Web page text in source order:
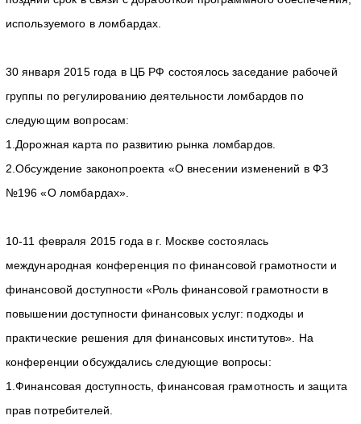
используемого в ломбардах.
30 января 2015 года в ЦБ РФ состоялось заседание рабочей
группы по регулированию деятельности ломбардов по
следующим вопросам:
1.Дорожная карта по развитию рынка ломбардов.
2.Обсуждение законопроекта «О внесении изменений в ФЗ
№196 «О ломбардах».
10-11 февраля 2015 года в г. Москве состоялась
международная конференция по финансовой грамотности и
финансовой доступности «Роль финансовой грамотности в
повышении доступности финансовых услуг: подходы и
практические решения для финансовых институтов». На
конференции обсуждались следующие вопросы:
1.Финансовая доступность, финансовая грамотность и защита
прав потребителей.